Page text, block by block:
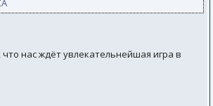
нас ждёт увлекательнейшая игра в